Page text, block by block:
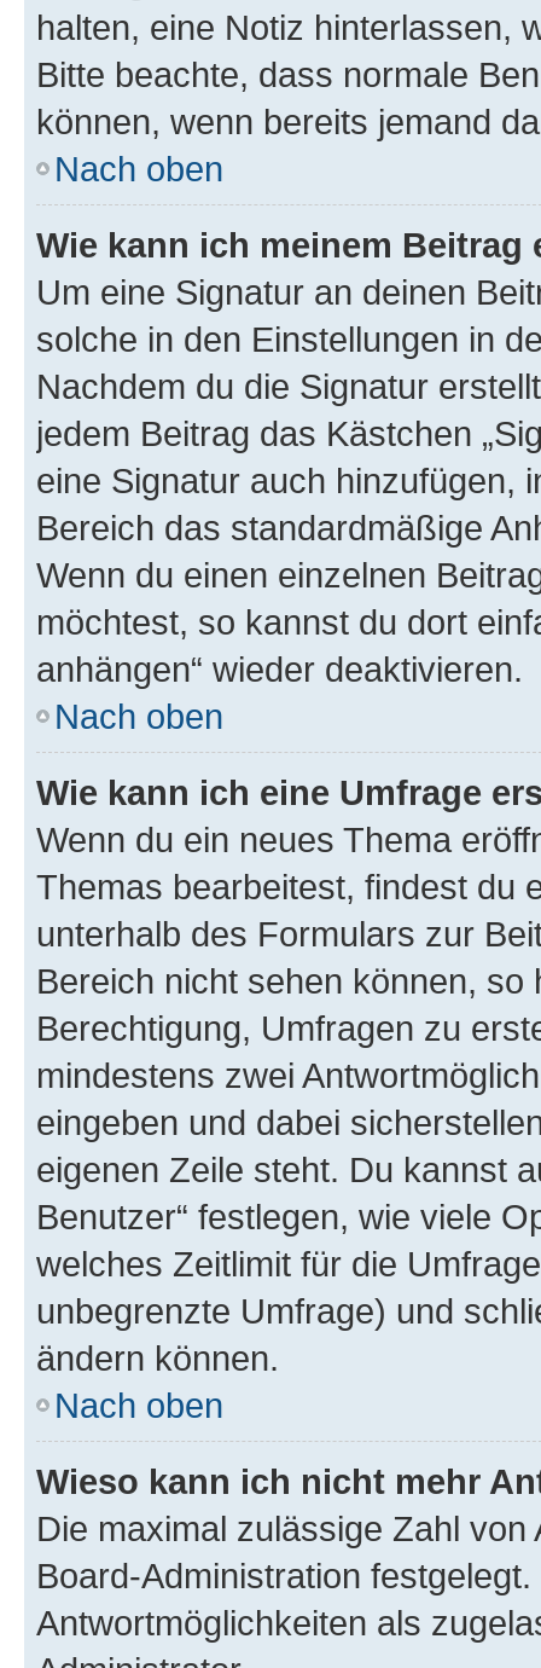
halten, eine Notiz hinterlassen,
Bitte beachte, dass normale
können, wenn bereits jemand
Nach oben
Wie kann ich meinem
Um eine Signatur an deinen
solche in den Einstellungen in
Nachdem du die Signatur
jedem Beitrag das Kästchen
eine Signatur auch hinzufügen,
Bereich das standardmäßige
Wenn du einen einzelnen
möchtest, so kannst du dort
anhängen“ wieder deaktivieren.
Nach oben
Wie kann ich eine Umfrage
Wenn du ein neues Thema
Themas bearbeitest, findest du
unterhalb des Formulars zur
Bereich nicht sehen können,
Berechtigung, Umfragen zu
mindestens zwei
eingeben und dabei
eigenen Zeile steht. Du kannst
Benutzer“ festlegen, wie viele
welches Zeitlimit für die
unbegrenzte Umfrage) und
ändern können.
Nach oben
Wieso kann ich nicht mehr
Die maximal zulässige Zahl
Board-Administration
Antwortmöglichkeiten als